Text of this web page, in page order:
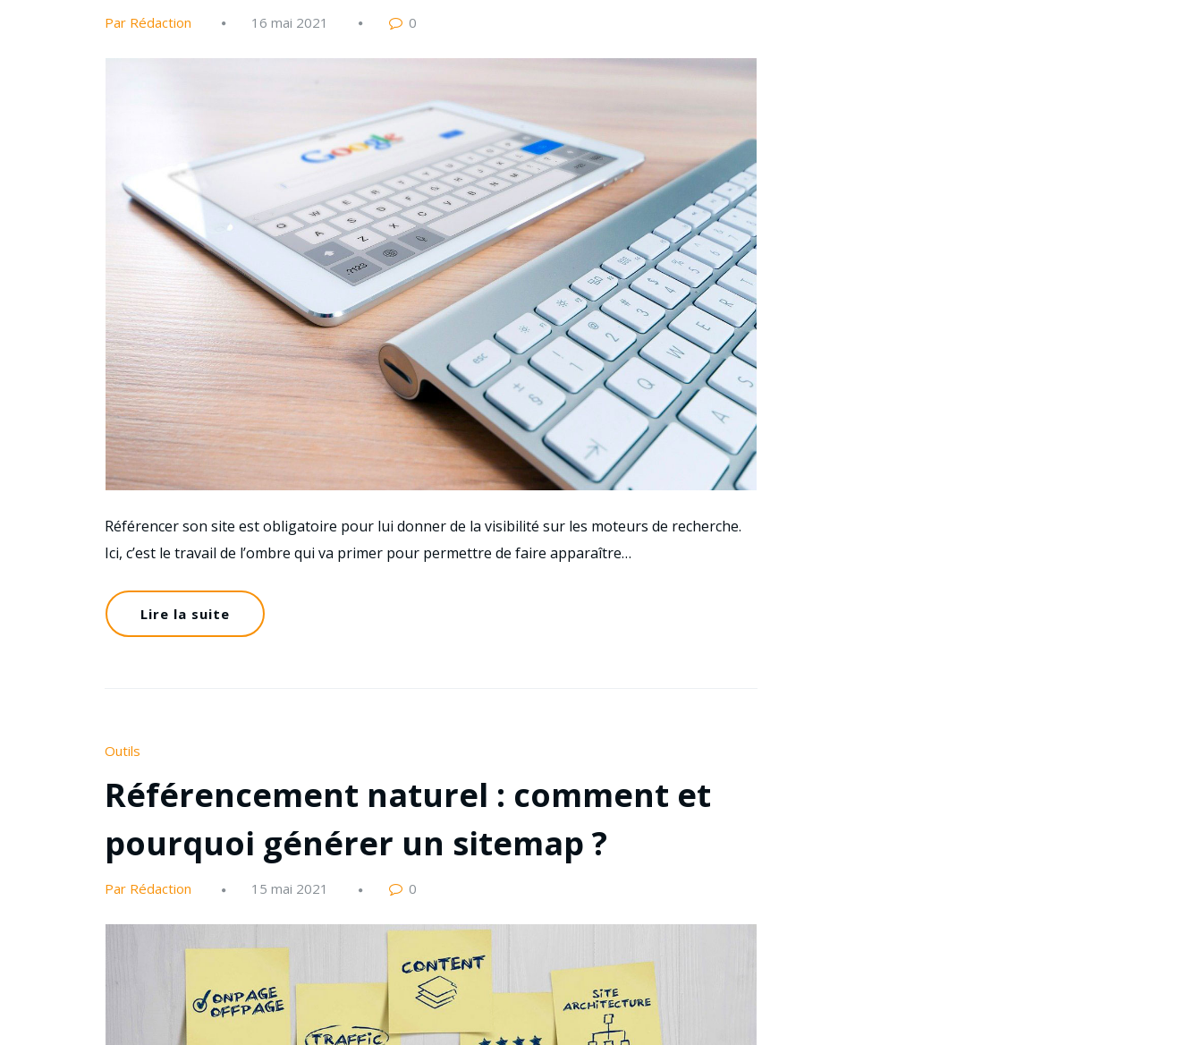
Par Rédaction 16 mai 2021 0
Référencer son site est obligatoire pour lui donner de la visibilité sur les moteurs de recherche.
Ici, c’est le travail de l’ombre qui va primer pour permettre de faire apparaître…
Lire la suite
Outils
Référencement naturel : comment et
pourquoi générer un sitemap ?
Par Rédaction 15 mai 2021 0